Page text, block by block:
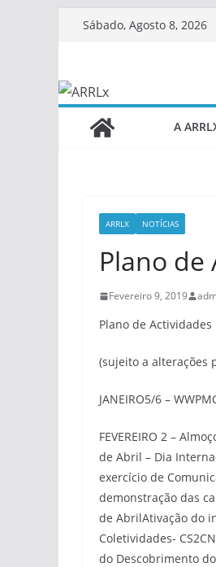
Sábado, Agosto 8, 2026
A
ARRLX NOTÍCIAS
Plano de
Fevereiro 9, 2019
Plano de Actividades
(sujeito a alterações
JANEIRO5/6 –
FEVEREIRO 2 –
de Abril – Dia
exercício de
demonstração das
de AbrilAtivação do
Coletividades-
do Descobrimento